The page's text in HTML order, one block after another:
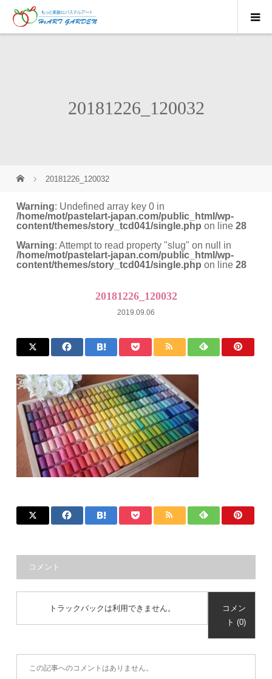
20181226_120032
20181226_120032
Warning: Undefined array key 0 in
/home/mot/pastelart-japan.com/public_html/wp-
content/themes/story_tcd041/single.php on line28
Warning: Attempt to read property "slug" on null in
/home/mot/pastelart-japan.com/public_html/wp-
content/themes/story_tcd041/single.php on line28
20181226_120032
2019.09.06
コメント
トラックバックは利用できません。
コメン
ト (0)
この記事へのコメントはありません。